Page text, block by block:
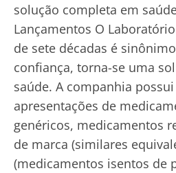
solução completa em
Lançamentos O
de sete décadas é
confiança, torna-se uma
saúde. A companhia
apresentações de
genéricos, medicamentos
de marca (similares
(medicamentos isentos de